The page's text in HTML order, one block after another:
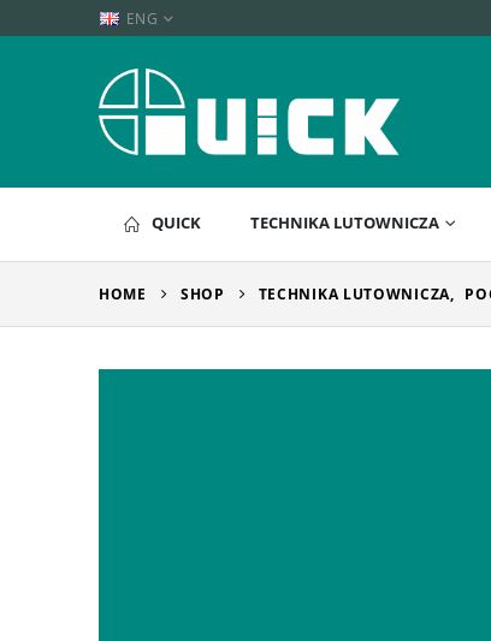
ENG
QUICK TECHNIKA LUTOWNICZA
HOME SHOP TECHNIKA LUTOWNICZA,